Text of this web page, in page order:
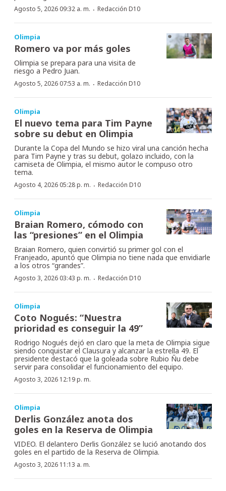
Agosto 5, 2026 09:32 a. m. · Redacción D10
Olimpia
Romero va por más goles
Olimpia se prepara para una visita de
riesgo a Pedro Juan.
Agosto 5, 2026 07:53 a. m. · Redacción D10
Olimpia
El nuevo tema para Tim Payne
sobre su debut en Olimpia
Durante la Copa del Mundo se hizo viral una canción hecha
para Tim Payne y tras su debut, golazo incluido, con la
camiseta de Olimpia, el mismo autor le compuso otro
tema.
Agosto 4, 2026 05:28 p. m. · Redacción D10
Olimpia
Braian Romero, cómodo con
las “presiones” en el Olimpia
Braian Romero, quien convirtió su primer gol con el
Franjeado, apuntó que Olimpia no tiene nada que envidiarle
a los otros “grandes”.
Agosto 3, 2026 03:43 p. m. · Redacción D10
Olimpia
Coto Nogués: “Nuestra
prioridad es conseguir la 49”
Rodrigo Nogués dejó en claro que la meta de Olimpia sigue
siendo conquistar el Clausura y alcanzar la estrella 49. El
presidente destacó que la goleada sobre Rubio Ñu debe
servir para consolidar el funcionamiento del equipo.
Agosto 3, 2026 12:19 p. m.
Olimpia
Derlis González anota dos
goles en la Reserva de Olimpia
VIDEO. El delantero Derlis González se lució anotando dos
goles en el partido de la Reserva de Olimpia.
Agosto 3, 2026 11:13 a. m.